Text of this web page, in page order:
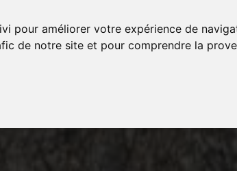
pour améliorer votre expérience de
de notre site et pour comprendre la